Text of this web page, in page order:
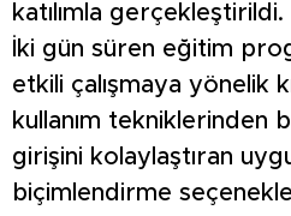
katılımla gerçekleştirildi.
İki gün süren eğitim
etkili çalışmaya yönelik
kullanım tekniklerinden
girişini kolaylaştıran
biçimlendirme